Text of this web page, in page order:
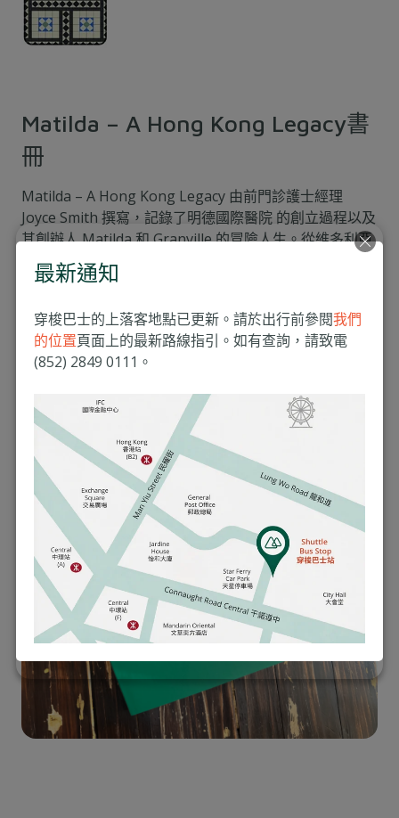
Matilda – A Hong Kong Legacy書
冊
Matilda – A Hong Kong Legacy 由前門診護士經理
Joyce Smith 撰寫，記錄了明德國際醫院 的創立過程以及
其創辦人Matilda和Granville的冒險人生。從維多利亞
時代的英格蘭，到克 服船難與艱辛，這本書不僅介紹了
醫院的著名病人，還刻劃了其開創性的貢獻。本書的銷售
每本港幣$180
最新通知
穿梭巴士的上落客地點已更新。請於出行前參閱我們
的位置頁面上的最新路線指引。如有查詢，請致電
(852) 2849 0111。